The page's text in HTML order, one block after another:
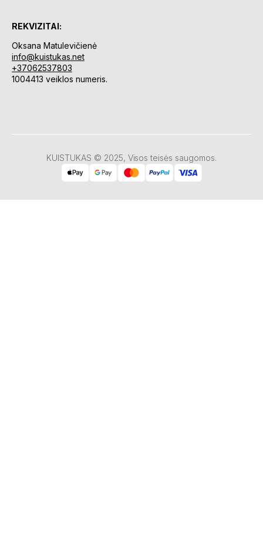
REKVIZITAI:
Oksana Matulevičienė
info@kuistukas.net
+37062537803
1004413 veiklos numeris.
KUISTUKAS © 2025, Visos teisės saugomos.